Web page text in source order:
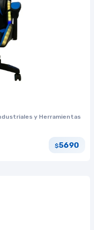
y Herramientas
$5690